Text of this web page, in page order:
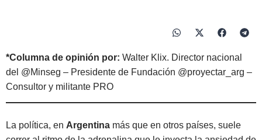
*Columna de opinión por: Walter Klix. Director nacional
del @Minseg – Presidente de Fundación @proyectar_arg –
Consultor y militante PRO
La política, en Argentina más que en otros países, suele